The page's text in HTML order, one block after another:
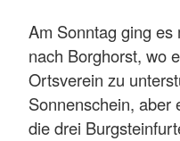
Am Sonntag ging
nach Borghorst, wo
Ortsverein zu
Sonnenschein, aber
die drei